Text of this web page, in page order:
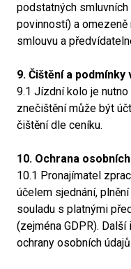
podstatných
povinností) a
smlouvu a
9. Čištění a podmínky
9.1 Jízdní kolo je
znečištění může být
čištění dle ceníku.
10. Ochrana
10.1 Pronajímatel
účelem sjednání,
souladu s platnými
(zejména GDPR).
ochrany osobních